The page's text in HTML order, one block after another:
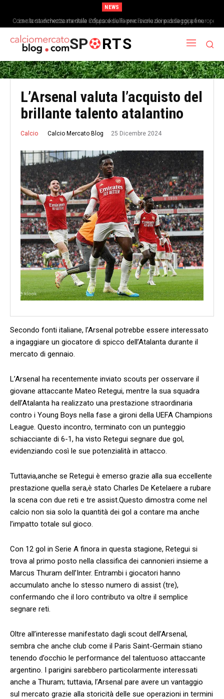
NEWS
Come la stanchezza mentale influisce sulla precisione dei passaggi a fine
partita
La storia dimenticata della Coppa delle Fiere e l’evoluzione delle coppe europee
SP RTS
L’Arsenal valuta l’acquisto del
brillante talento atalantino
Calcio Calcio Mercato Blog 25 Dicembre 2024
Secondo fonti italiane,‌ l’Arsenal potrebbe essere interessato
a ingaggiare un giocatore di spicco dell’Atalanta durante il
mercato di gennaio.
L’Arsenal ha recentemente ⁢inviato scouts per osservare il
giovane ‌attaccante Mateo Retegui, mentre la ⁢sua squadra
dell’Atalanta ha realizzato una prestazione straordinaria
contro i Young Boys ​nella fase a gironi ⁣della UEFA ⁤Champions
⁣League. Questo incontro, terminato con‍ un punteggio
schiacciante di 6-1, ha visto Retegui segnare due gol,
evidenziando così le sue potenzialità in attacco.
Tuttavia,anche se Retegui è emerso grazie⁤ alla⁣ sua eccellente
prestazione quella sera,è stato Charles De Ketelaere a rubare
la scena con‍ due reti e tre assist.Questo dimostra come nel⁢
calcio non sia solo la quantità dei gol a contare ma ⁤anche
l’impatto totale sul gioco.
Con 12⁢ gol in Serie A finora in‍ questa stagione, Retegui si
trova‌ al primo posto nella classifica dei​ cannonieri insieme a
Marcus Thuram dell’Inter. Entrambi i giocatori hanno
accumulato anche‌ lo stesso⁤ numero di assist (tre),
confermando che il loro ⁣contributo⁣ va oltre il semplice
segnare reti.
Oltre ‍all’interesse manifestato dagli scout dell’Arsenal,
sembra che anche club come il Paris Saint-Germain stiano
tenendo d’occhio le performance del talentuoso attaccante
argentino. I parigini‍ sarebbero particolarmente interessati
⁣anche a ​Thuram; ⁣tuttavia, l’Arsenal pare avere un vantaggio
sul mercato grazie alla storicità delle sue operazioni in termini